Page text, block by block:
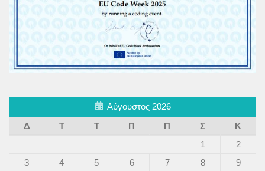
Αύγουστος 2026
Δ
Τ Τ Π Π Σ
Κ
1
2
3
4 5 6 7 8 9